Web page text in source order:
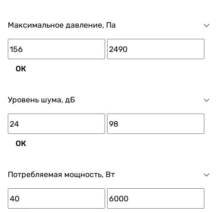
Максимальное давление, Па
ОК
Уровень шума, дБ
ОК
Потребляемая мощность, Вт